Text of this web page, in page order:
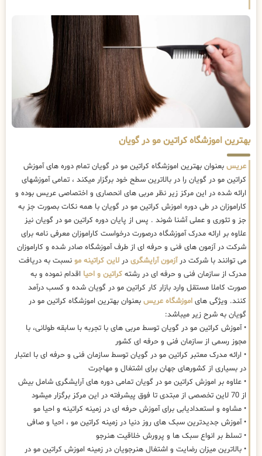
بهترین اموزشگاه کراتین مو در گویان
عریس بعنوان بهترین اموزشگاه کراتین مو در گویان تمام دوره های آموزش
کراتین مو در گویان را در بالاترین سطح خود برگزار میکند ، تمامی آموزشهای
ارائه شده در این مرکز زیر نظر مربی های انحصاری و اختصاصی عریس بوده و
کاراموزان در طی دوره اموزش کراتین مو در گویان با همه نکات بصورت جز به
جز و تئوری و عملی آشنا شوند . پس از پایان دوره کراتین مو در گویان نیز
علاوه بر ارائه مدرک آموزشگاه درصورت درخواست کاراموزان معرفی نامه برای
شرکت در آزمون های فنی و حرفه ای از طرف آموزشگاه صادر شده و کاراموزان
می توانند با شرکت درآزمون آرایشگری در لاین کراتینه مو نسبت به دریافت
مدرک از سازمان فنی و حرفه ای در رشته کراتین و احیا اقدام نموده و به
صورت کاملا مستقل وارد بازار کار کراتین مو در گویان شده و کسب درآمد
کنند. ویژگی های اموزشگاه عریس بعنوان بهترین اموزشگاه کراتین مو در
گویان به شرح زیر میباشد:
• آموزش کراتین مو در گویان توسط مربی های با تجربه با سابقه طولانی، با
مجوز رسمی از سازمان فنی و حرفه ای کشور
• ارائه مدرک معتبر کراتین مو در گویان توسط سازمان فنی و حرفه ای با اعتبار
در بسیاری از کشورهای جهان برای اشتغال و مهاجرت
• علاوه بر اموزش کراتین مو در گویان تمامی دوره های آرایشگری شامل بیش
از 70 لاین تخصصی از مبتدی تا فوق پیشرفته در این مرکز برگزار میشود
• مشاوه و استعدادیابی برای آموزش حرفه ای در زمینه کراتینه و احیا مو
• آموزش جدیدترین سبک های روز دنیا در زمینه کراتین مو ، احیا و صافی
• تسلط بر انواع سبک ها و پرورش خلاقیت هنرجو
• بالاترین میزان رضایت و اشتغال هنرجویان در زمینه اموزش کراتین مو در